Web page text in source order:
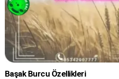
Başak Burcu Özellikleri